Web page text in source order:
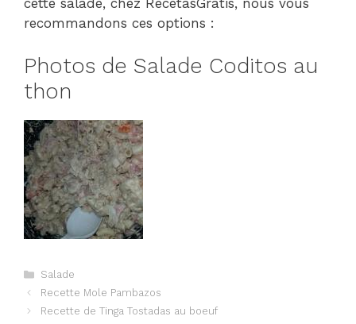
recommandons ces options :
Photos de Salade Coditos au
thon
Catégories
Salade
Navigation
des
Recette Mole Pambazos
Recette de Tinga Tostadas au boeuf